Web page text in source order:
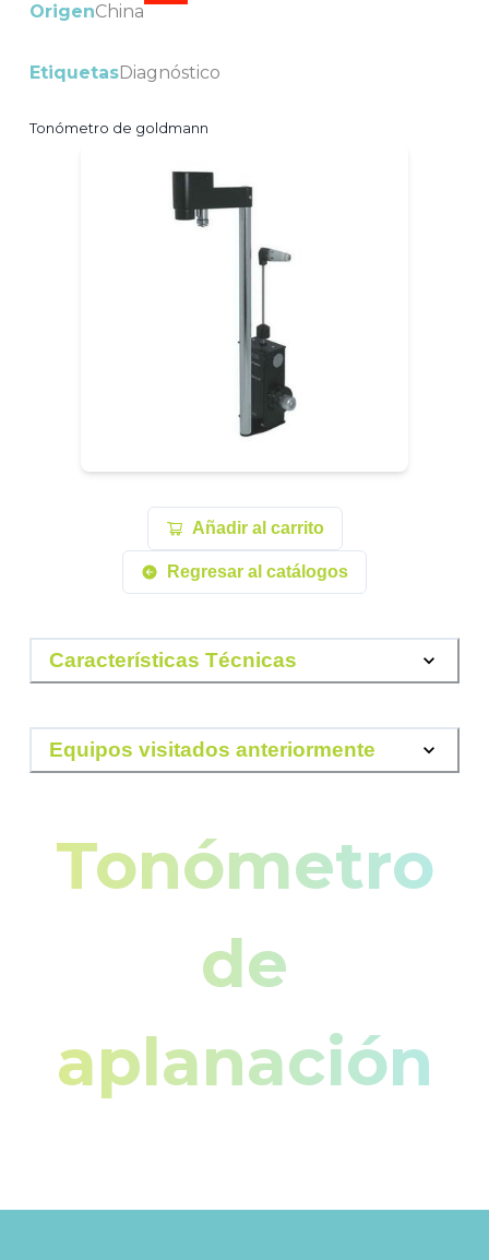
OrigenChina
EtiquetasDiagnóstico
Tonómetro de goldmann
Añadir al carrito
Regresar al catálogos
Características Técnicas
Equipos visitados anteriormente
Tonómetro
de
aplanación